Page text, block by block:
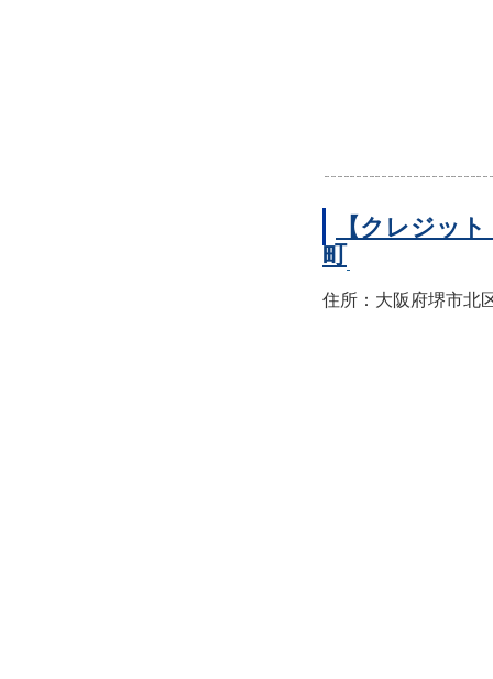
【クレジッ
町
住所：大阪府堺市北